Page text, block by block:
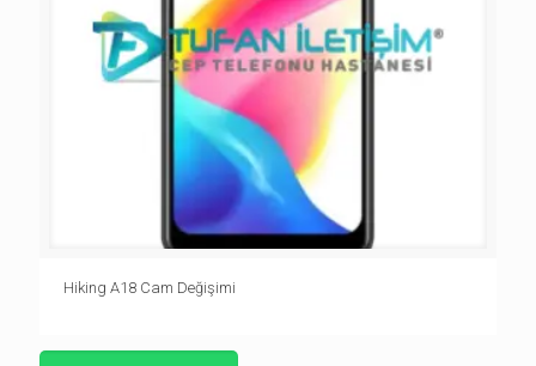
Hiking A18 Cam Değişimi